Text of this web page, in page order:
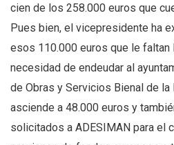
cien de los 258.000 euros que
Pues bien, el vicepresidente ha
esos 110.000 euros que le faltan
necesidad de endeudar al
de Obras y Servicios Bienal de la
asciende a 48.000 euros y
solicitados a ADESIMAN para el